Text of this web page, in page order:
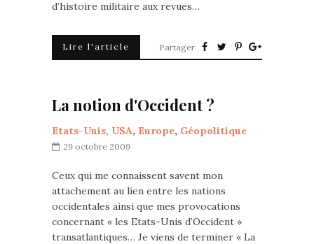
d’histoire militaire aux revues…
Lire l'article Partager
La notion d'Occident ?
Etats-Unis, USA, Europe, Géopolitique
29 octobre 2009
Ceux qui me connaissent savent mon
attachement au lien entre les nations
occidentales ainsi que mes provocations
concernant « les Etats-Unis d’Occident »
transatlantiques… Je viens de terminer « La